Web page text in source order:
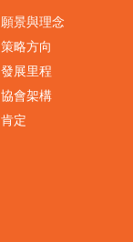
願景與理念
策略方向
發展里程
協會架構
肯定